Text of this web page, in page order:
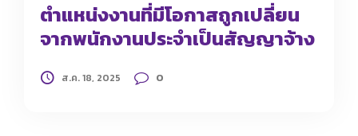
ตำแหน่งงานที่มีโอกาสถูกเปลี่ยน
จากพนักงานประจำเป็นสัญญาจ้าง
ส.ค. 18, 2025 0